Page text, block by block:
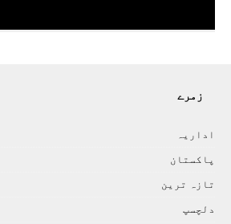
زمرے
اداريہ
پاکستان
تازہ ترين
دلچسپ